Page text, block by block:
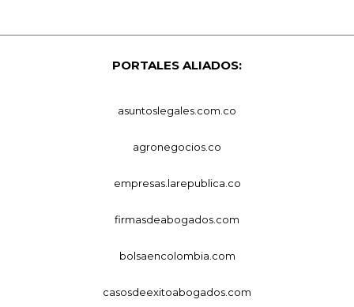
PORTALES ALIADOS:
asuntoslegales.com.co
agronegocios.co
empresas.larepublica.co
firmasdeabogados.com
bolsaencolombia.com
casosdeexitoabogados.com